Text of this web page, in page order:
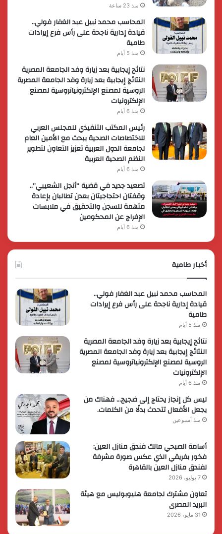
منذ 23 ساعة
المحاسب محمد نبيل عبد الغفار فولي..
قيادة إدارية ناجحة على رأس فرع إيرادات
طامية
منذ 5 أيام
نتائج إيجابية بعد زيارة وفد الجامعة المصرية
النتائج إيجابية بعد زيارة وفد الجامعة المصرية
الروسية لمصنع الإلكترونياتروسية لمصنع
الإلكترونيات
منذ 6 أيام
رئيس المكتب التنفيذي للمجلس العربي
للاختصاصات الصحية يبحث مع الأمين العام
لجامعة الدول العربية تعزيز التعاون لتطوير
النظم الصحية العربية
منذ 6 أيام
تصعيد جديد في قضية “أنجل الشعيبي”..
وقفتان احتجاجيتان بعدن تطالبان بإعادة
متهمة للسجن والتحقيق في ملابسات
الإفراج عن المحكومين
منذ 6 أيام
أخبار طامية
المحاسب محمد نبيل عبد الغفار فولي..
قيادة إدارية ناجحة على رأس فرع إيرادات
طامية
منذ 5 أيام
نتائج إيجابية بعد زيارة وفد الجامعة المصرية
النتائج إيجابية بعد زيارة وفد الجامعة المصرية
الروسية لمصنع الإلكترونياتروسية لمصنع
الإلكترونيات
منذ 6 أيام
ليس كل إنجاز يحتاج إلى ضجيج… فهناك من
يجعل الأفعال تتحدث بدلًا من الكلمات.
منذ أسبوعين
أسامة الصبحي مالك فندق منازل العين:
فخور بفريقي الذي عكس صورة مشرفة
لفندق منازل العين بالقاهرة
7 يوليو، 2026
تعاون مشترك لجامعة هليوبوليس مع هيئة
البريد المصرى
31 مايو، 2026